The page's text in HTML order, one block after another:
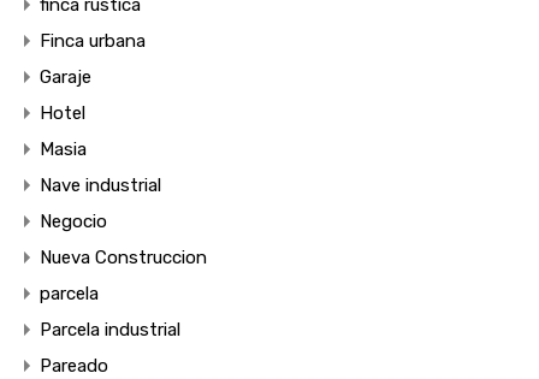
finca rustica
Finca urbana
Garaje
Hotel
Masia
Nave industrial
Negocio
Nueva Construccion
parcela
Parcela industrial
Pareado